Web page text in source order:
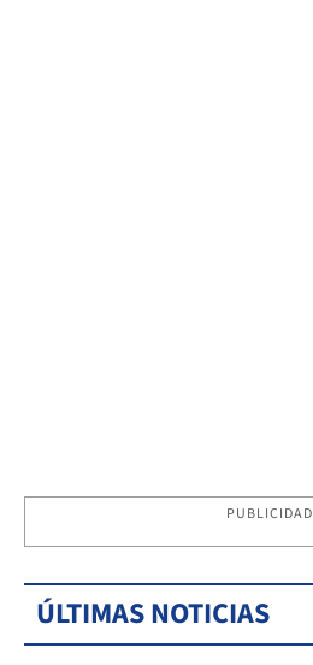
PUBLICIDAD
ÚLTIMAS NOTICIAS